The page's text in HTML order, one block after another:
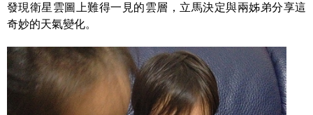
發現衛星雲圖上難得一見的雲層，立馬決定與兩姊弟分享這
奇妙的天氣變化。